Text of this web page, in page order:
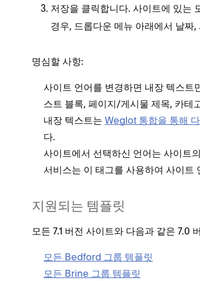
저장을 클릭합니다. 사이트에 있는
경우, 드롭다운 메뉴 아래에서 날짜
명심할 사항:
사이트 언어를 변경하면 내장 텍스트
스트 블록, 페이지/게시물 제목, 카테
내장 텍스트는 Weglot 통합을 통해
다.
사이트에서 선택하신 언어는 사이트
서비스는 이 태그를 사용하여 사이트
지원되는 템플릿
모든 7.1 버전 사이트와 다음과 같은 7.0
모든 Bedford 그룹 템플릿
모든 Brine 그룹 템플릿